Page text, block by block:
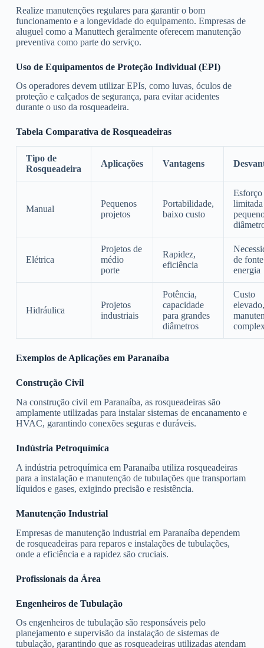
Realize manutenções regulares para garantir o bom
funcionamento e a longevidade do equipamento. Empresas de
aluguel como a Manuttech geralmente oferecem manutenção
preventiva como parte do serviço.
Uso de Equipamentos de Proteção Individual (EPI)
Os operadores devem utilizar EPIs, como luvas, óculos de
proteção e calçados de segurança, para evitar acidentes
durante o uso da rosqueadeira.
Tabela Comparativa de Rosqueadeiras
Tipo de
Rosqueadeira
Aplicações Vantagens
Manual
Pequenos
projetos
Portabilidade,
baixo custo
limitada
Elétrica
Projetos de
médio
porte
Rapidez,
eficiência
de
energia
Hidráulica
Projetos
industriais
Potência,
capacidade
para grandes
diâmetros
Custo
elevado,
Exemplos de Aplicações em Paranaíba
Construção Civil
Na construção civil em Paranaíba, as rosqueadeiras são
amplamente utilizadas para instalar sistemas de encanamento e
HVAC, garantindo conexões seguras e duráveis.
Indústria Petroquímica
A indústria petroquímica em Paranaíba utiliza rosqueadeiras
para a instalação e manutenção de tubulações que transportam
líquidos e gases, exigindo precisão e resistência.
Manutenção Industrial
Empresas de manutenção industrial em Paranaíba dependem
de rosqueadeiras para reparos e instalações de tubulações,
onde a eficiência e a rapidez são cruciais.
Profissionais da Área
Engenheiros de Tubulação
Os engenheiros de tubulação são responsáveis pelo
planejamento e supervisão da instalação de sistemas de
tubulação, garantindo que as rosqueadeiras utilizadas atendam